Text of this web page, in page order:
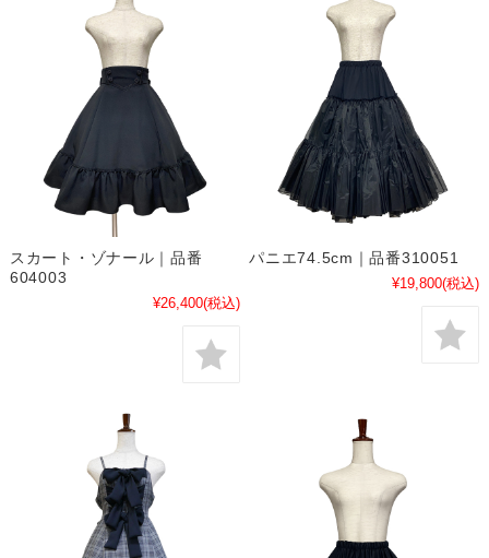
スカート・ゾナール｜品番
604003
¥26,400(税込)
パニエ74.5cm｜品番310051
¥19,800(税込)